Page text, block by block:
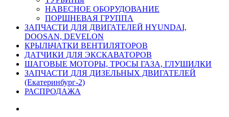
НАВЕСНОЕ ОБОРУДОВАНИЕ
ПОРШНЕВАЯ ГРУППА
ЗАПЧАСТИ ДЛЯ ДВИГАТЕЛЕЙ HYUNDAI,
DOOSAN, DEVELON
КРЫЛЬЧАТКИ ВЕНТИЛЯТОРОВ
ДАТЧИКИ ДЛЯ ЭКСКАВАТОРОВ
ШАГОВЫЕ МОТОРЫ, ТРОСЫ ГАЗА, ГЛУШИЛКИ
ЗАПЧАСТИ ДЛЯ ДИЗЕЛЬНЫХ ДВИГАТЕЛЕЙ
(Екатеринбург-2)
РАСПРОДАЖА